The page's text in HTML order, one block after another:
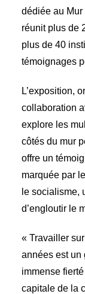
dédiée au
réunit plus de
plus de 40
témoignages
L’exposition,
collaboration
explore les
côtés du mur
offre un
marquée par
le socialisme,
d’engloutir le
« Travailler
années est un
immense
capitale de la